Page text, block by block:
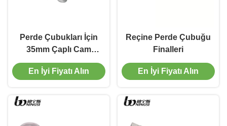
Perde Çubukları İçin
35mm Çaplı Cam
Finials
En İyi Fiyatı Alın
Reçine Perde Çubuğu
Finalleri
En İyi Fiyatı Alın